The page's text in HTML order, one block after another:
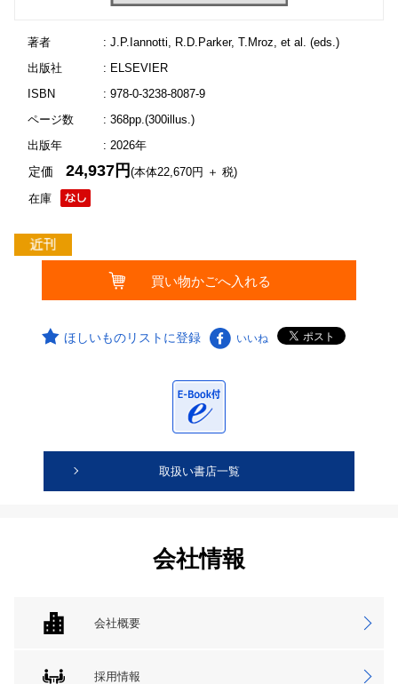
著者
: J.P.Iannotti, R.D.Parker, T.Mroz, et al. (eds.)
出版社
: ELSEVIER
ISBN
: 978-0-3238-8087-9
ページ数
: 368pp.(300illus.)
出版年
: 2026年
在庫
定価24,937円(本体22,670円 ＋ 税)
ほしいものリストに登録 いいね
取扱い書店一覧
会社情報
会社概要
採用情報